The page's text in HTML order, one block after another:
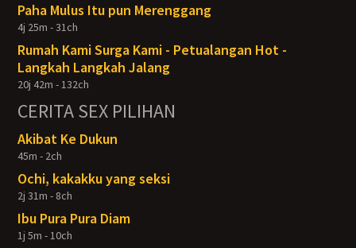
Paha Mulus Itu pun Merenggang
4j 25m - 31ch
Rumah Kami Surga Kami - Petualangan Hot -
Langkah Langkah Jalang
20j 42m - 132ch
CERITA SEX PILIHAN
Akibat Ke Dukun
45m - 2ch
Ochi, kakakku yang seksi
2j 31m - 8ch
Ibu Pura Pura Diam
1j 5m - 10ch